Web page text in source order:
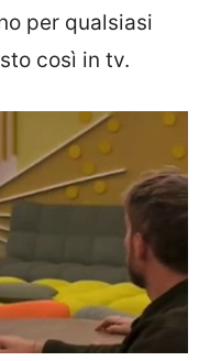
per qualsiasi
così in tv.